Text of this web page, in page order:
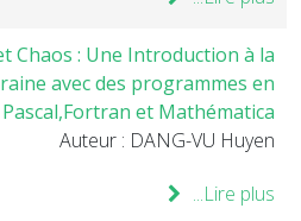
Chaos : Une Introduction à la
avec des programmes en
Pascal,Fortran et Mathématica .
Auteur : DANG-VU Huyen
Lire plus...